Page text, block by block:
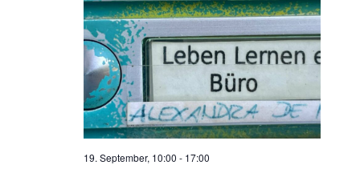
19. September, 10:00 - 17:00